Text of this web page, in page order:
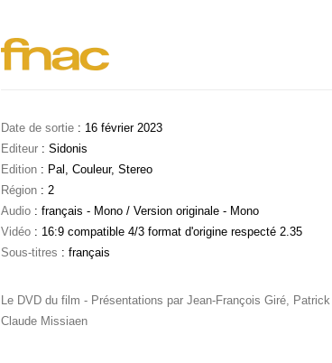
Date de sortie : 16 février 2023
Editeur : Sidonis
Edition : Pal, Couleur, Stereo
Région : 2
Audio : français - Mono / Version originale - Mono
Vidéo : 16:9 compatible 4/3 format d'origine respecté 2.35
Sous-titres : français
Le DVD du film - Présentations par Jean-François Giré,
Claude Missiaen